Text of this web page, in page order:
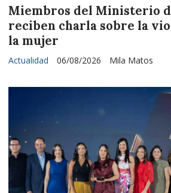
Miembros del Ministerio
reciben charla sobre la
la mujer
Mila Matos
Actualidad 06/08/2026